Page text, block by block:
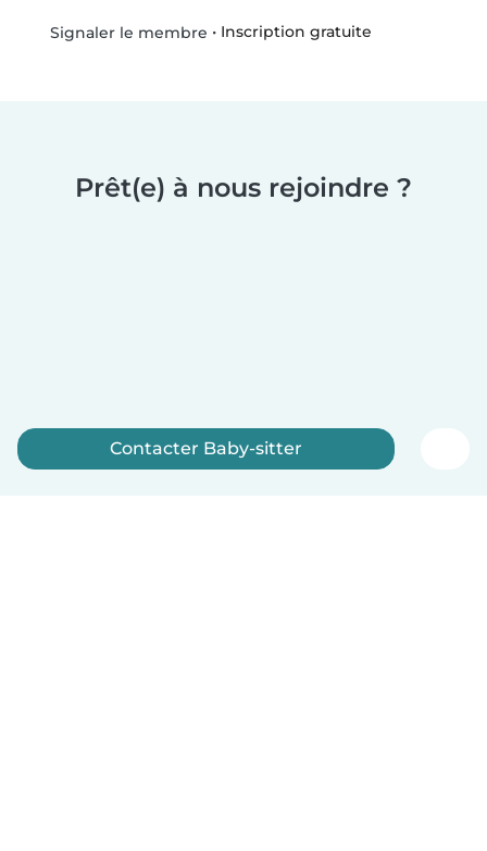
Signaler le membre • Inscription gratuite
Prêt(e) à nous rejoindre ?
Contacter Baby-sitter